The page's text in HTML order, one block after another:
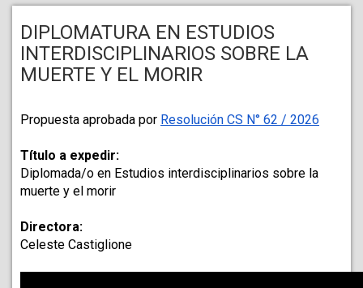
DIPLOMATURA EN ESTUDIOS
INTERDISCIPLINARIOS SOBRE LA
MUERTE Y EL MORIR
Propuesta aprobada por Resolución CS N° 62 / 2026
Título a expedir:
Diplomada/o en Estudios interdisciplinarios sobre la
muerte y el morir
Directora:
Celeste Castiglione